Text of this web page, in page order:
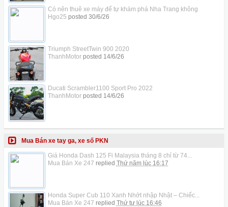
Có nên thuê xe máy để tự khám phá Nha Trang không
Hgo25 posted 30/6/26
Triumph StreetTwin 900 2020
ThanhMotorposted 14/6/26
Ducati Scrambler1100 Sport Pro 2022
ThanhMotorposted 14/6/26
Mua Bán xe tay ga, xe số PKN
Giá Honda Dash 125 Fi Malaysia tháng 8 chỉ từ 74...
Mua Bán Xe 247 replied Thứ năm lúc 16:17
Honda Super Cub 110 Xanh Nhớt nhập Nhật – Chiếc...
Mua Bán Xe 247 replied Thứ tư lúc 16:46